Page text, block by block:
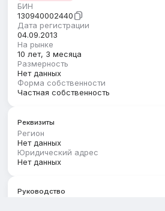
БИН
130940002440
Дата регистрации
04.09.2013
На рынке
10 лет, 3 месяца
Размерность
Нет данных
Форма собственности
Частная собственность
Реквизиты
Регион
Нет данных
Юридический адрес
Нет данных
Руководство